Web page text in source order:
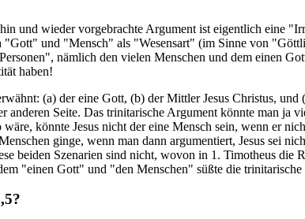
und wieder vorgebrachte Argument ist eigentlich eine
"Gott" und "Mensch" als "Wesensart" (im Sinne von
nämlich den vielen Menschen und dem einen
haben!
(a) der eine Gott, (b) der Mittler Jesus Christus,
anderen Seite. Das trinitarische Argument könnte man ja
könnte Jesus nicht der eine Mensch sein, wenn er
ginge, wenn man dann argumentiert, Jesus sei
beiden Szenarien sind nicht, wovon in 1. Timotheus
"einen Gott" und "den Menschen" süßte die